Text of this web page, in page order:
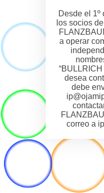
Desde el 1º
los socios
a operar
desea
debe
correo a